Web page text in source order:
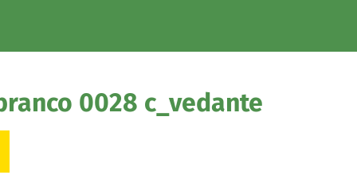
0028 c_vedante